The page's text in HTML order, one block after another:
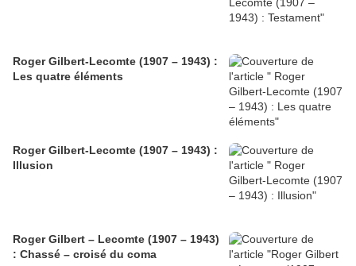
Roger Gilbert-Lecomte (1907 – 1943) :
Les quatre éléments
Roger Gilbert-Lecomte (1907 – 1943) :
Illusion
Roger Gilbert – Lecomte (1907 – 1943)
: Chassé – croisé du coma